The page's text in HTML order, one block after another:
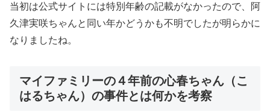
当初は公式サイトには特別年齢の記載がなかったので、阿
久津実咲ちゃんと同い年かどうかも不明でしたが明らかに
なりましたね。
マイファミリーの４年前の心春ちゃん（こ
はるちゃん）の事件とは何かを考察